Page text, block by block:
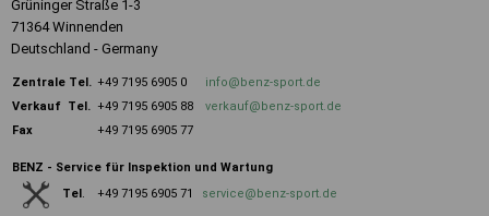
Grüninger Straße 1-3
71364 Winnenden
Deutschland - Germany
Zentrale Tel. +49 7195 6905 0
info@benz-sport.de
Verkauf Tel. +49 7195 6905 88
verkauf@benz-sport.de
Fax
+49 7195 6905 77
BENZ - Service für Inspektion und Wartung
Tel . +49 7195 6905 71 service@benz-sport.de